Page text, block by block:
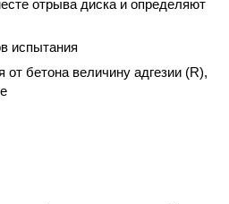
отрыва диска и определяют
испытания
бетона величину адгезии (R),